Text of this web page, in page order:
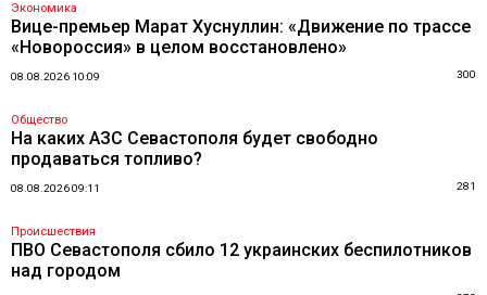
Экономика
Вице-премьер Марат Хуснуллин: «Движение по трассе
«Новороссия» в целом восстановлено»
08.08.2026 10:09 300
Общество
На каких АЗС Севастополя будет свободно
продаваться топливо?
08.08.2026 09:11 281
Происшествия
ПВО Севастополя сбило 12 украинских беспилотников
над городом